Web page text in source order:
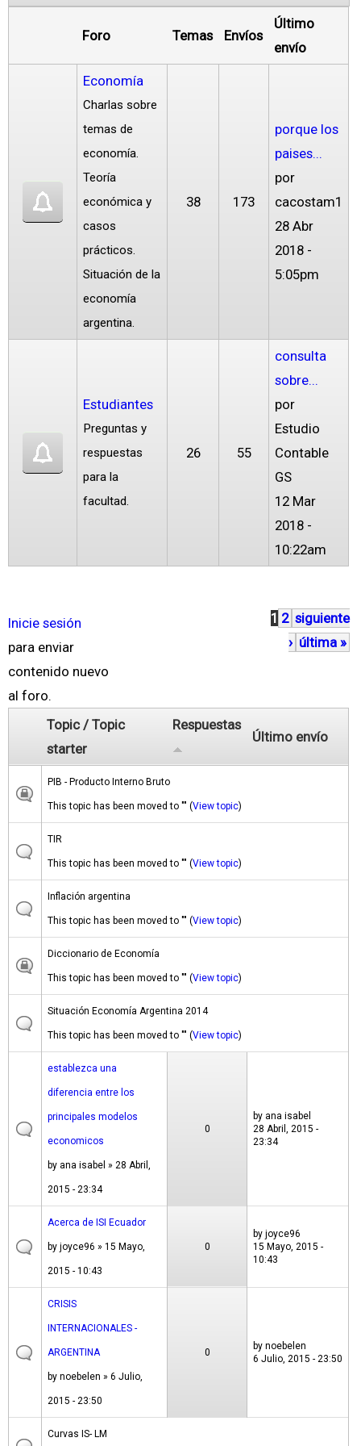
Foro Temas Envíos
Último
envío
Economía
Charlas sobre
temas de
economía.
Teoría
económica y
casos
prácticos.
Situación de la
economía
argentina.
38 173
porque los
paises...
por
cacostam1
28 Abr
2018 -
5:05pm
Estudiantes
Preguntas y
respuestas
para la
facultad.
26 55
consulta
sobre...
por
Estudio
Contable
GS
12 Mar
2018 -
10:22am
Inicie sesión
para enviar
contenido nuevo
al foro.
P
á
g
i
s
1 2 siguiente
› última »
Topic / Topic
starter
Respuestas
Último envío
PIB - Producto Interno Bruto
This topic has been moved to "" (View topic)
TIR
This topic has been moved to "" (View topic)
Inflación argentina
This topic has been moved to "" (View topic)
Diccionario de Economía
This topic has been moved to "" (View topic)
Situación Economía Argentina 2014
This topic has been moved to "" (View topic)
establezca una
diferencia entre los
principales modelos
economicos
by ana isabel » 28 Abril,
2015 - 23:34
0
by ana isabel
28 Abril, 2015 -
23:34
Acerca de ISI Ecuador
by joyce96 » 15 Mayo,
2015 - 10:43
0
by joyce96
15 Mayo, 2015 -
10:43
CRISIS
INTERNACIONALES -
ARGENTINA
by noebelen » 6 Julio,
2015 - 23:50
0
by noebelen
6 Julio, 2015 - 23:50
Curvas IS- LM